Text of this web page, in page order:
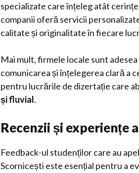
specializate care înțeleg atât
companii oferă servicii
calitate și originalitate în fiecare
Mai mult, firmele locale sunt
comunicarea și înțelegerea clară a
pentru lucrările de dizertație care
și fluvial.
Recenzii și experiențe
Feedback-ul studenților care au
Scornicești este esențial pentru a